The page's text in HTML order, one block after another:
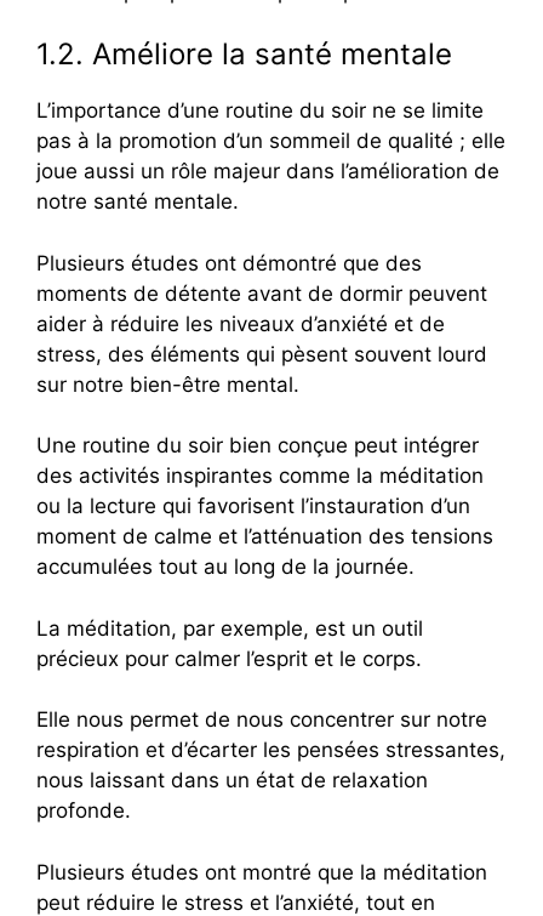
1.2. Améliore la santé mentale
L’importance d’une routine du soir ne se limite
pas à la promotion d’un sommeil de qualité ; elle
joue aussi un rôle majeur dans l’amélioration de
notre santé mentale.
Plusieurs études ont démontré que des
moments de détente avant de dormir peuvent
aider à réduire les niveaux d’anxiété et de
stress, des éléments qui pèsent souvent lourd
sur notre bien-être mental.
Une routine du soir bien conçue peut intégrer
des activités inspirantes comme la méditation
ou la lecture qui favorisent l’instauration d’un
moment de calme et l’atténuation des tensions
accumulées tout au long de la journée.
La méditation, par exemple, est un outil
précieux pour calmer l’esprit et le corps.
Elle nous permet de nous concentrer sur notre
respiration et d’écarter les pensées stressantes,
nous laissant dans un état de relaxation
profonde.
Plusieurs études ont montré que la méditation
peut réduire le stress et l’anxiété, tout en